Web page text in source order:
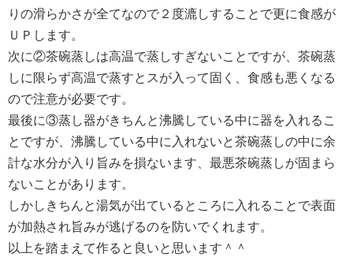
りの滑らかさが全てなので２度漉しすることで更に食感が
ＵＰします。
次に②茶碗蒸しは高温で蒸しすぎないことですが、茶碗蒸
しに限らず高温で蒸すとスが入って固く、食感も悪くなる
ので注意が必要です。
最後に③蒸し器がきちんと沸騰している中に器を入れるこ
とですが、沸騰している中に入れないと茶碗蒸しの中に余
計な水分が入り旨みを損ないます、最悪茶碗蒸しが固まら
ないことがあります。
しかしきちんと湯気が出ているところに入れることで表面
が加熱され旨みが逃げるのを防いでくれます。
以上を踏まえて作ると良いと思います＾＾